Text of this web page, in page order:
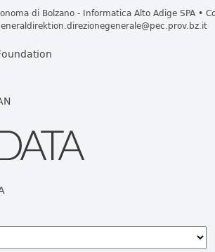
di Bolzano - Informatica Alto Adige SPA •